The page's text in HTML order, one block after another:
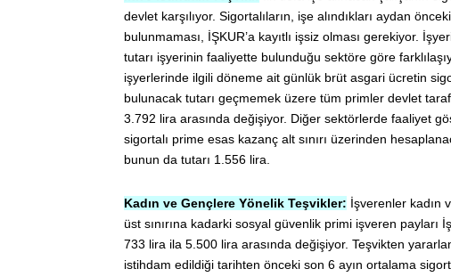
devlet karşılıyor. Sigortalıların, işe alındıkları aydan
bulunmaması, İŞKUR’a kayıtlı işsiz olması gerekiyor.
tutarı işyerinin faaliyette bulunduğu sektöre göre
işyerlerinde ilgili döneme ait günlük brüt asgari ücretin
bulunacak tutarı geçmemek üzere tüm primler devlet
3.792 lira arasında değişiyor. Diğer sektörlerde faaliyet
sigortalı prime esas kazanç alt sınırı üzerinden
bunun da tutarı 1.556 lira.
Kadın ve Gençlere Yönelik Teşvikler: İşverenler kadın
üst sınırına kadarki sosyal güvenlik primi işveren payları
733 lira ila 5.500 lira arasında değişiyor. Teşvikten
istihdam edildiği tarihten önceki son 6 ayın ortalama